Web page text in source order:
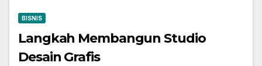
BISNIS
Langkah Membangun Studio
Desain Grafis